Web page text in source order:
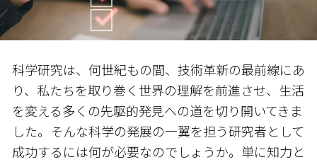
科学研究は、何世紀もの間、技術革新の最前線にあ
り、私たちを取り巻く世界の理解を前進させ、生活
を変える多くの先駆的発見への道を切り開いてきま
した。そんな科学の発展の一翼を担う研究者として
成功するには何が必要なのでしょうか。単に知力と